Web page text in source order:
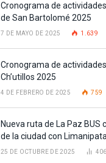
Cronograma de
de San Bartolomé 2025
7 DE MAYO DE 2025 1.639
Cronograma de
Ch’utillos 2025
4 DE FEBRERO DE 2025 759
Nueva ruta de La Paz BUS
de la ciudad con Limanipata
25 DE OCTUBRE DE 2025 406